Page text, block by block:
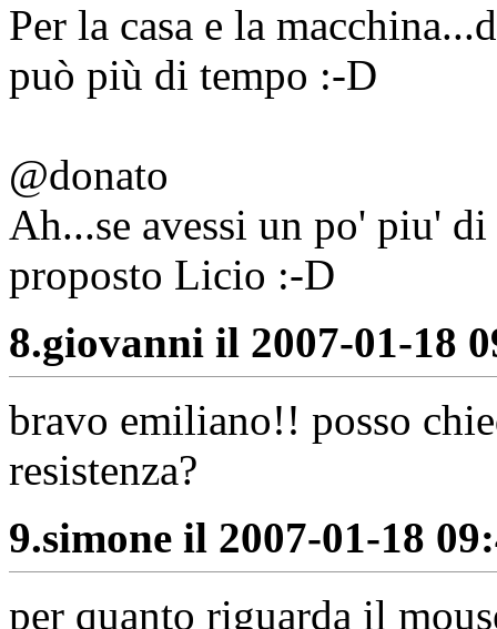
Per la casa e la
può più di tempo :-D
@donato
Ah...se avessi un po' piu'
proposto Licio :-D
8.giovanni il 2007-01-18
bravo emiliano!! posso
resistenza?
9.simone il 2007-01-18
per quanto riguarda il